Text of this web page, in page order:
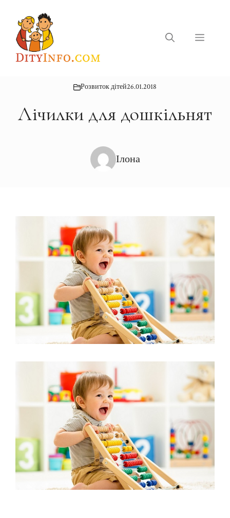
вмісту
Меню
Розвиток дітей26.01.2018
Лічилки для дошкільнят
Ілона